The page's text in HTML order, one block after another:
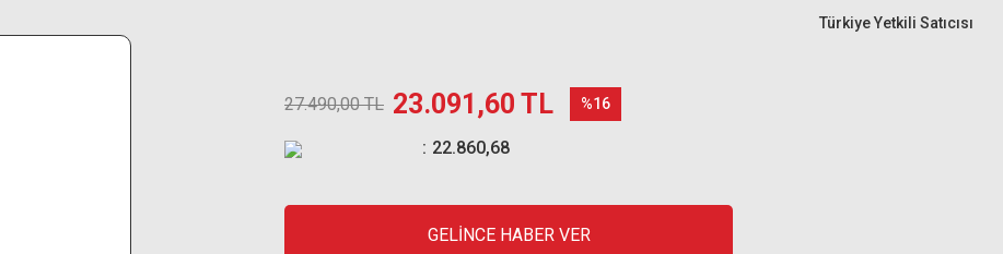
Türkiye Yetkili Satıcısı
27.490,00 TL 23.091,60 TL %16
22.860,68
GELİNCE HABER VER